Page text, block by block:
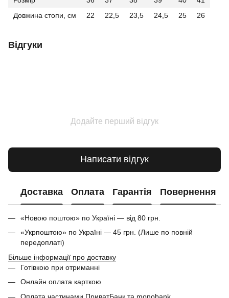
Довжина стопи, см
22 22,5 23,5 24,5 25 26
Відгуки
Додайте перший відгук
Написати відгук
Доставка Оплата Гарантія Повернення
«Новою поштою» по Україні — від 80 грн.
«Укрпоштою» по Україні — 45 грн. (Лише по повній
передоплаті)
Більше інформації про доставку
Готівкою при отриманні
Онлайн оплата карткою
Оплата частинами ПриватБанк та monobank